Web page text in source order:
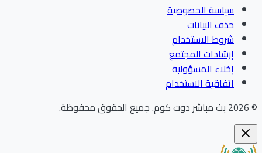
سياسة الخصوصية
حذف البيانات
شروط الاستخدام
إرشادات المجتمع
إخلاء المسؤولية
اتفاقية الاستخدام
بث مباشر دوت كوم.جميع الحقوق محفوظة.